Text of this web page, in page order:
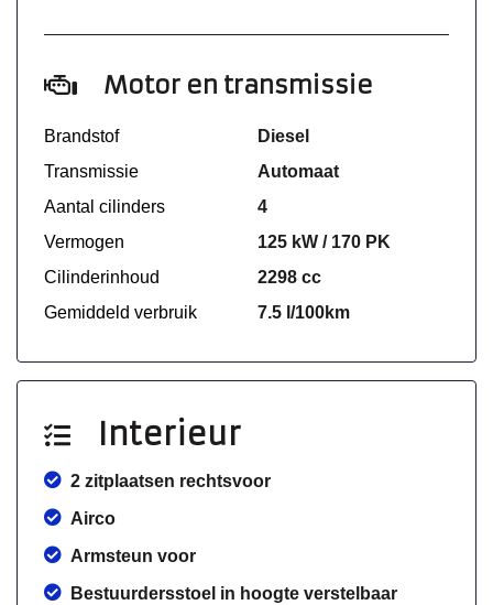
Motor en transmissie
Brandstof
Diesel
Transmissie
Automaat
Aantal cilinders
4
Vermogen
125 kW / 170 PK
Cilinderinhoud
2298 cc
Gemiddeld verbruik
7.5 l/100km
Interieur
2 zitplaatsen rechtsvoor
Airco
Armsteun voor
Bestuurdersstoel in hoogte verstelbaar